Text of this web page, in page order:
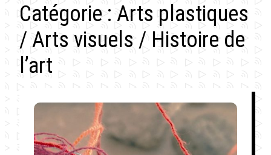
Catégorie : Arts plastiques
/ Arts visuels / Histoire de
l’art